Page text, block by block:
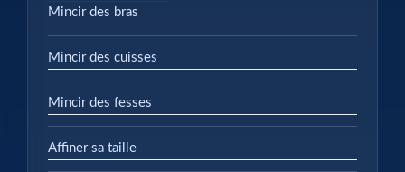
Mincir des bras
Mincir des cuisses
Mincir des fesses
Affiner sa taille